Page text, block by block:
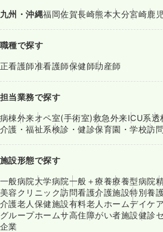
九州・沖縄福岡佐賀長崎熊本大分宮崎鹿
職種で探す
正看護師准看護師保健師助産師
担当業務で探す
病棟外来オペ室(手術室)救急外来ICU系透
介護・福祉系検診・健診保育園・学校訪
施設形態で探す
一般病院大学病院一般＋療養療養型病院
美容クリニック訪問看護介護施設特別養
介護老人保健施設有料老人ホームデイケ
グループホームサ高住障がい者施設健診
企業